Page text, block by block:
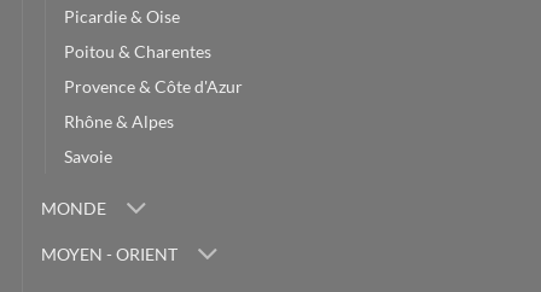
Picardie & Oise
Poitou & Charentes
Provence & Côte d'Azur
Rhône & Alpes
Savoie
MONDE
MOYEN - ORIENT